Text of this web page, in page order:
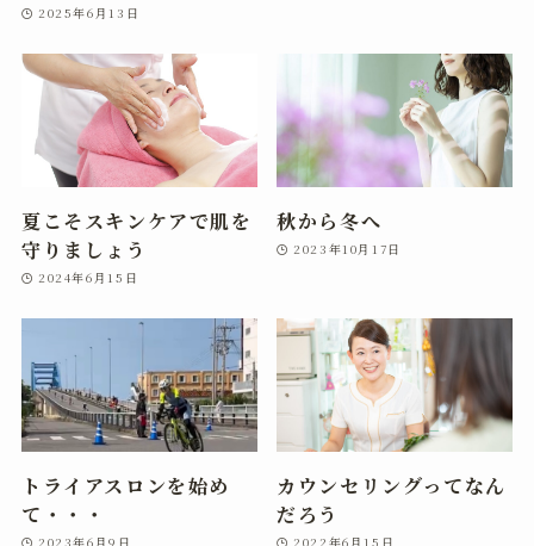
2025年6月13日
夏こそスキンケアで肌を
守りましょう
2024年6月15日
秋から冬へ
2023年10月17日
トライアスロンを始め
て・・・
2023年6月9日
カウンセリングってなん
だろう
2022年6月15日